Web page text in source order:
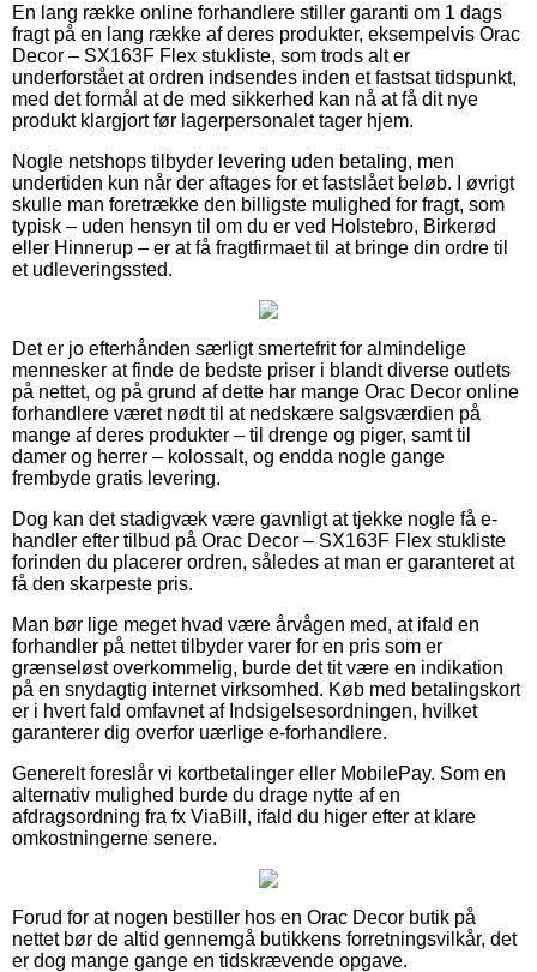
En lang række online forhandlere stiller garanti om 1 dags
fragt på en lang række af deres produkter, eksempelvis Orac
Decor – SX163F Flex stukliste, som trods alt er
underforstået at ordren indsendes inden et fastsat tidspunkt,
med det formål at de med sikkerhed kan nå at få dit nye
produkt klargjort før lagerpersonalet tager hjem.
Nogle netshops tilbyder levering uden betaling, men
undertiden kun når der aftages for et fastslået beløb. I øvrigt
skulle man foretrække den billigste mulighed for fragt, som
typisk – uden hensyn til om du er ved Holstebro, Birkerød
eller Hinnerup – er at få fragtfirmaet til at bringe din ordre til
et udleveringssted.
Det er jo efterhånden særligt smertefrit for almindelige
mennesker at finde de bedste priser i blandt diverse outlets
på nettet, og på grund af dette har mange Orac Decor online
forhandlere været nødt til at nedskære salgsværdien på
mange af deres produkter – til drenge og piger, samt til
damer og herrer – kolossalt, og endda nogle gange
frembyde gratis levering.
Dog kan det stadigvæk være gavnligt at tjekke nogle få e-
handler efter tilbud på Orac Decor – SX163F Flex stukliste
forinden du placerer ordren, således at man er garanteret at
få den skarpeste pris.
Man bør lige meget hvad være årvågen med, at ifald en
forhandler på nettet tilbyder varer for en pris som er
grænseløst overkommelig, burde det tit være en indikation
på en snydagtig internet virksomhed. Køb med betalingskort
er i hvert fald omfavnet af Indsigelsesordningen, hvilket
garanterer dig overfor uærlige e-forhandlere.
Generelt foreslår vi kortbetalinger eller MobilePay. Som en
alternativ mulighed burde du drage nytte af en
afdragsordning fra fx ViaBill, ifald du higer efter at klare
omkostningerne senere.
Forud for at nogen bestiller hos en Orac Decor butik på
nettet bør de altid gennemgå butikkens forretningsvilkår, det
er dog mange gange en tidskrævende opgave.